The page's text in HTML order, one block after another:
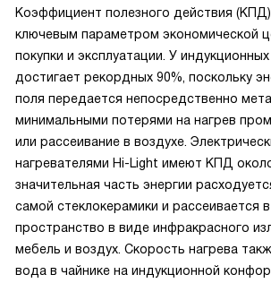
Коэффициент полезного действия
ключевым параметром экономической
покупки и эксплуатации. У
достигает рекордных 90%, поскольку
поля передается непосредственно
минимальными потерями на нагрев
или рассеивание в воздухе.
нагревателями Hi-Light имеют КПД
значительная часть энергии
самой стеклокерамики и рассеивается
пространство в виде инфракрасного
мебель и воздух. Скорость нагрева
вода в чайнике на индукционной